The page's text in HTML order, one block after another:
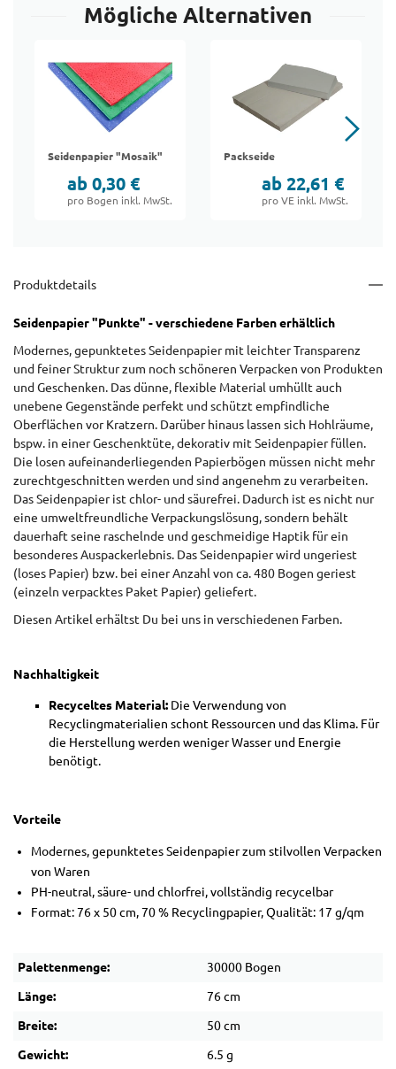
Mögliche Alternativen
Seidenpapier "Mosaik"
ab 0,30 €
pro Bogen inkl. MwSt.
Packseide
ab 22,61 €
pro VE inkl. MwSt.
Produktdetails
Seidenpapier "Punkte" - verschiedene Farben erhältlich
Modernes, gepunktetes Seidenpapier mit leichter Transparenz
und feiner Struktur zum noch schöneren Verpacken von Produkten
und Geschenken. Das dünne, flexible Material umhüllt auch
unebene Gegenstände perfekt und schützt empfindliche
Oberflächen vor Kratzern. Darüber hinaus lassen sich Hohlräume,
bspw. in einer Geschenktüte, dekorativ mit Seidenpapier füllen.
Die losen aufeinanderliegenden Papierbögen müssen nicht mehr
zurechtgeschnitten werden und sind angenehm zu verarbeiten.
Das Seidenpapier ist chlor- und säurefrei. Dadurch ist es nicht nur
eine umweltfreundliche Verpackungslösung, sondern behält
dauerhaft seine raschelnde und geschmeidige Haptik für ein
besonderes Auspackerlebnis. Das Seidenpapier wird ungeriest
(loses Papier) bzw. bei einer Anzahl von ca. 480 Bogen geriest
(einzeln verpacktes Paket Papier) geliefert.
Diesen Artikel erhältst Du bei uns in verschiedenen Farben.
Nachhaltigkeit
Recyceltes Material: Die Verwendung von
Recyclingmaterialien schont Ressourcen und das Klima. Für
die Herstellung werden weniger Wasser und Energie
benötigt.
Vorteile
Modernes, gepunktetes Seidenpapier zum stilvollen Verpacken
von Waren
PH-neutral, säure- und chlorfrei, vollständig recycelbar
Format: 76 x 50 cm, 70 % Recyclingpapier, Qualität: 17 g/qm
Palettenmenge: 30000 Bogen
Länge: 76 cm
Breite: 50 cm
Gewicht: 6.5 g